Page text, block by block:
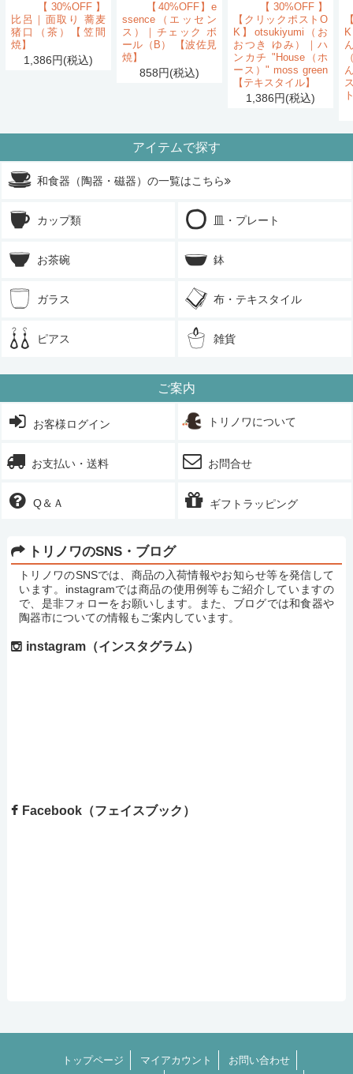
【30%OFF】
比呂｜面取り 蕎麦
猪口（茶）【笠間
焼】
1,386円(税込)
【40%OFF】e
ssence（エッセン
ス）｜チェック ボ
ール（B） 【波佐見
焼】
858円(税込)
【30%OFF】
【クリックポストO
K】otsukiyumi（お
おつき ゆみ）｜ハ
ンカチ "House（ホ
ース）" moss green
【テキスタイル】
1,386円(税込)
アイテムで探す
和食器（陶器・磁器）の一覧はこちら
カップ類 皿・プレート
お茶碗 鉢
ガラス 布・テキスタイル
ピアス 雑貨
ご案内
お客様ログイン トリノワについて
お支払い・送料 お問合せ
Q＆Ａ ギフトラッピング
トリノワのSNS・ブログ
トリノワのSNSでは、商品の入荷情報やお知らせ等を発信して
います。instagramでは商品の使用例等もご紹介していますの
で、是非フォローをお願いします。また、ブログでは和食器や
陶器市についての情報もご案内しています。
instagram（インスタグラム）
Facebook（フェイスブック）
トップページ マイアカウント
お問い合わせ